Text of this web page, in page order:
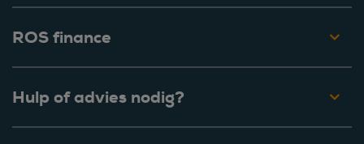
ROS finance
Hulp of advies nodig?